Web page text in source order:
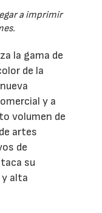
a imprimir
la gama de
de la
y a
volumen de
artes
de
su
alta